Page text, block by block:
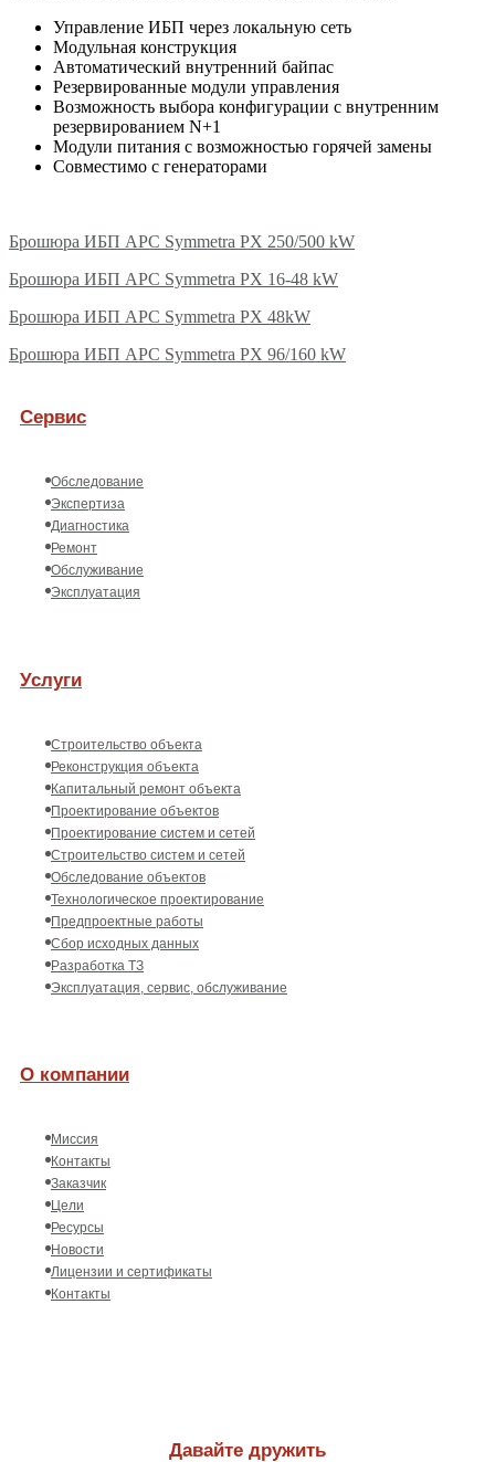
Управление ИБП через локальную сеть
Модульная конструкция
Автоматический внутренний байпас
Резервированные модули управления
Возможность выбора конфигурации с внутренним
резервированием N+1
Модули питания с возможностью горячей замены
Совместимо с генераторами
Брошюра ИБП APC Symmetra PX 250/500 kW
Брошюра ИБП APC Symmetra PX 16-48 kW
Брошюра ИБП APC Symmetra PX 48kW
Брошюра ИБП APC Symmetra PX 96/160 kW
Сервис
Обследование
Экспертиза
Диагностика
Ремонт
Обслуживание
Эксплуатация
Услуги
Строительство объекта
Реконструкция объекта
Капитальный ремонт объекта
Проектирование объектов
Проектирование систем и сетей
Строительство систем и сетей
Обследование объектов
Технологическое проектирование
Предпроектные работы
Сбор исходных данных
Разработка ТЗ
Эксплуатация, сервис, обслуживание
О компании
Миссия
Контакты
Заказчик
Цели
Ресурсы
Новости
Лицензии и сертификаты
Контакты
Давайте дружить